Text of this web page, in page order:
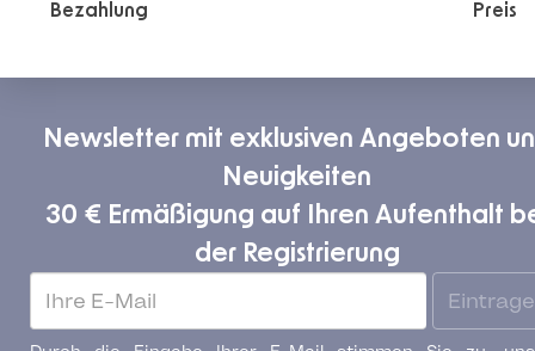
Bezahlung
Preis
Newsletter mit exklusiven Angeboten
Neuigkeiten
30 € Ermäßigung auf Ihren Aufenthalt
der Registrierung